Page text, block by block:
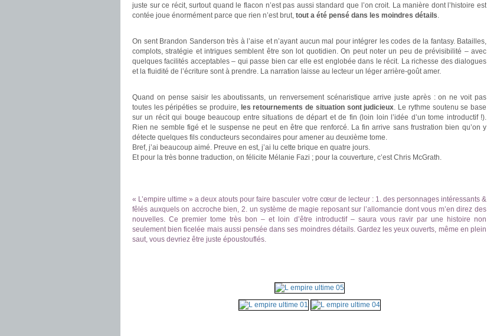
juste sur ce récit, surtout quand le flacon n’est pas aussi standard que l’on croit. La manière dont l’histoire est
contée joue énormément parce que rien n’est brut, tout a été pensé dans les moindres détails.
On sent Brandon Sanderson très à l’aise et n’ayant aucun mal pour intégrer les codes de la fantasy. Batailles,
complots, stratégie et intrigues semblent être son lot quotidien. On peut noter un peu de prévisibilité – avec
quelques facilités acceptables – qui passe bien car elle est englobée dans le récit. La richesse des dialogues
et la fluidité de l’écriture sont à prendre. La narration laisse au lecteur un léger arrière-goût amer.
Quand on pense saisir les aboutissants, un renversement scénaristique arrive juste après : on ne voit pas
toutes les péripéties se produire, les retournements de situation sont judicieux. Le rythme soutenu se base
sur un récit qui bouge beaucoup entre situations de départ et de fin (loin loin l’idée d’un tome introductif !).
Rien ne semble figé et le suspense ne peut en être que renforcé. La fin arrive sans frustration bien qu’on y
détecte quelques fils conducteurs secondaires pour amener au deuxième tome.
Bref, j’ai beaucoup aimé. Preuve en est, j’ai lu cette brique en quatre jours.
Et pour la très bonne traduction, on félicite Mélanie Fazi ; pour la couverture, c’est Chris McGrath.
« L’empire ultime » a deux atouts pour faire basculer votre cœur de lecteur : 1. des personnages intéressants &
fêlés auxquels on accroche bien, 2. un système de magie reposant sur l’allomancie dont vous m’en direz des
nouvelles. Ce premier tome très bon – et loin d’être introductif – saura vous ravir par une histoire non
seulement bien ficelée mais aussi pensée dans ses moindres détails. Gardez les yeux ouverts, même en plein
saut, vous devriez être juste époustouflés.